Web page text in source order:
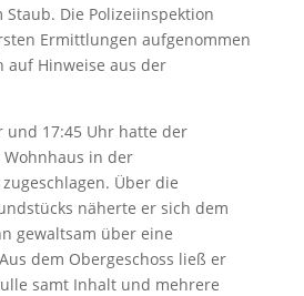
Die Polizeiinspektion
Ermittlungen aufgenommen
auf Hinweise aus der
und 17:45 Uhr hatte der
in der
Über die
näherte er sich dem
gewaltsam über eine
dem Obergeschoss ließ er
samt Inhalt und mehrere